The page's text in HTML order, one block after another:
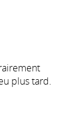
plus tard.